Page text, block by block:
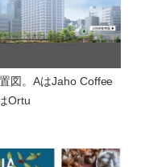
図。AはJaho Coffee
Ortu